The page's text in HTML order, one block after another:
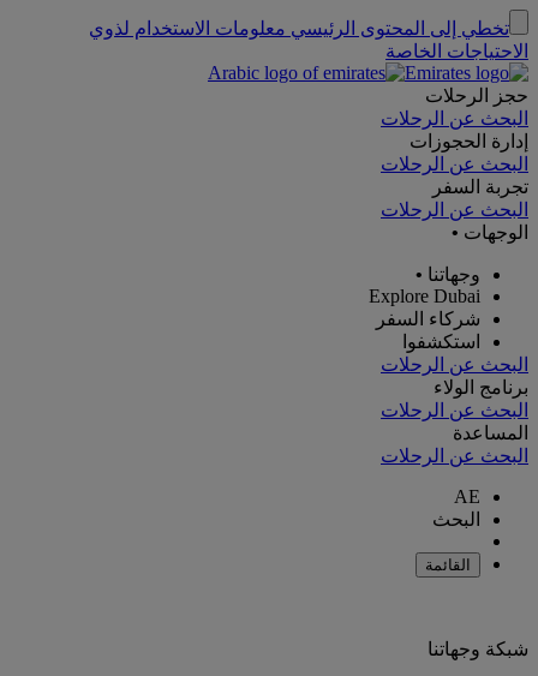
تخطي إلى المحتوى الرئيسي معلومات الاستخدام لذوي
الاحتياجات الخاصة
حجز الرحلات
البحث عن الرحلات
إدارة الحجوزات
البحث عن الرحلات
تجربة السفر
البحث عن الرحلات
الوجهات •
وجهاتنا •
Explore Dubai
شركاء السفر
استكشفوا
البحث عن الرحلات
برنامج الولاء
البحث عن الرحلات
المساعدة
البحث عن الرحلات
AE
البحث
القائمة
شبكة وجهاتنا